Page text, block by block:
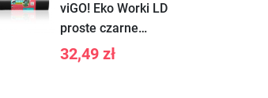
viGO! Eko Worki LD
proste czarne
240L 10 sztuk
32,49 zł